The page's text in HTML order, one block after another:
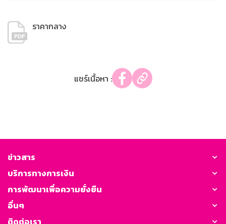
ราคากลาง
แชร์เนื้อหา :
ข่าวสาร
บริการทางการเงิน
การพัฒนาเพื่อความยั่งยืน
อื่นๆ